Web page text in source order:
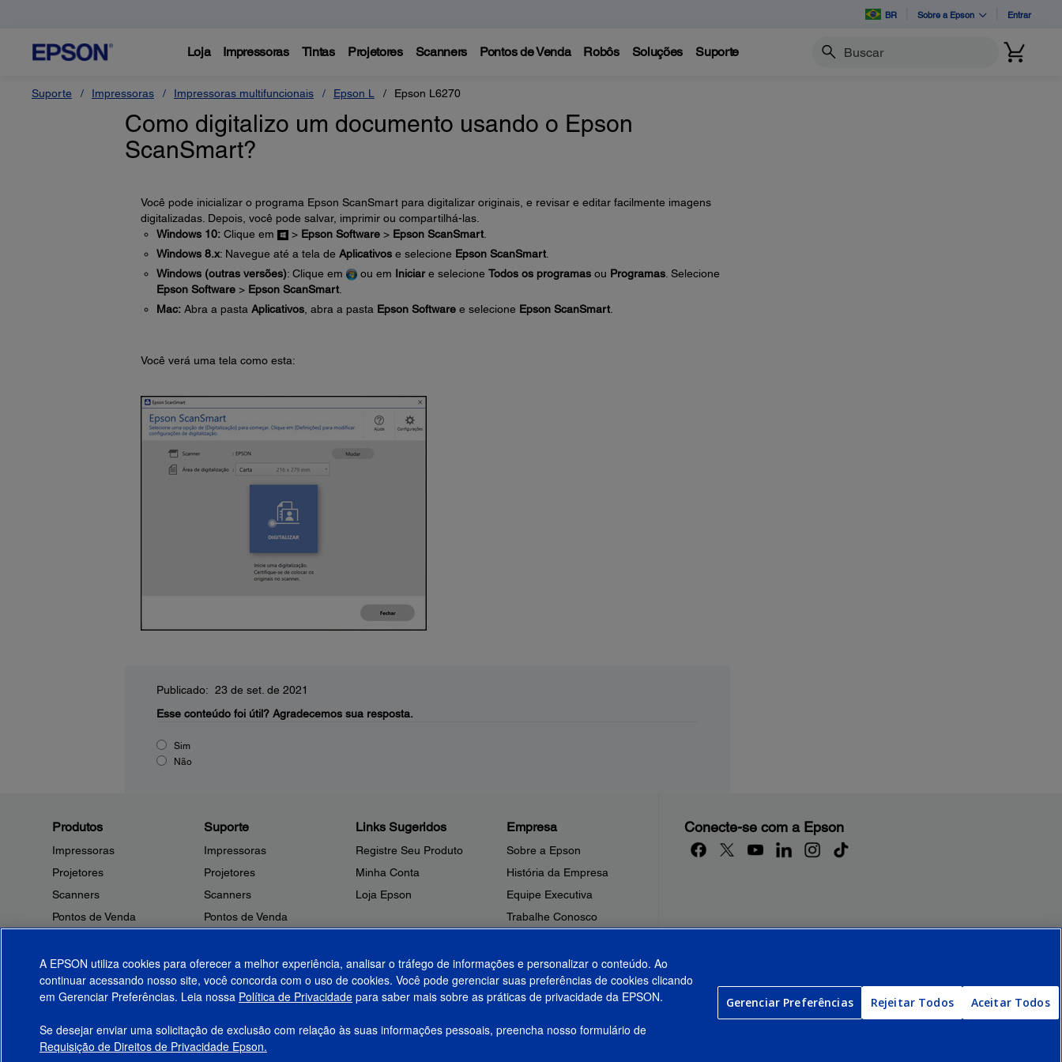
BR Sobre a Epson Entrar
Loja Impressoras Tintas Projetores Scanners Pontos de Venda Robôs Soluções Suporte Buscar
Suporte Impressoras Impressoras multifuncionais Epson L Epson L6270
Como digitalizo um documento usando o Epson
ScanSmart?
Você pode inicializar o programa Epson ScanSmart para digitalizar originais, e revisar e editar facilmente imagens
digitalizadas. Depois, você pode salvar, imprimir ou compartilhá-las.
Windows 10:Clique em > Epson Software> Epson ScanSmart.
Windows 8.x: Navegue até a tela de Aplicativose selecione Epson ScanSmart.
Windows (outras versões): Clique em ou em Iniciare selecione Todos os programasou Programas. Selecione
Epson Software> Epson ScanSmart.
Mac:Abra a pasta Aplicativos, abra a pasta Epson Softwaree selecione Epson ScanSmart.
Você verá uma tela como esta:
Publicado: 23 de set. de 2021
Esse conteúdo foi útil? Agradecemos sua resposta.
Sim
Não
Produtos
Impressoras
Projetores
Scanners
Pontos de Venda
Microdispositivos
Tintas
Papel
Suporte
Impressoras
Projetores
Scanners
Pontos de Venda
Outros Produtos
Notificações de Segurança
Links Sugeridos
Registre Seu Produto
Minha Conta
Loja Epson
Empresa
Sobre a Epson
História da Empresa
Equipe Executiva
Trabalhe Conosco
Fale Conosco
Shakira + Epson
Conecte-se com a Epson
© 2026 Epson America, Inc.
A EPSON utiliza cookies para oferecer a melhor experiência, analisar o tráfego de informações e personalizar o conteúdo. Ao
continuar acessando nosso site, você concorda com o uso de cookies. Você pode gerenciar suas preferências de cookies clicando
em Gerenciar Preferências. Leia nossa Política de Privacidade para saber mais sobre as práticas de privacidade da EPSON.
Se desejar enviar uma solicitação de exclusão com relação às suas informações pessoais, preencha nosso formulário de
Requisição de Direitos de Privacidade Epson.
Gerenciar Preferências Rejeitar Todos Aceitar Todos